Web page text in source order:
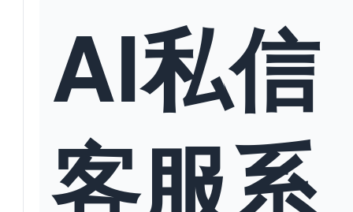
AI私信
客服系